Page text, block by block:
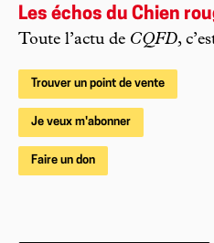
Les échos du Chien
Toute l’actu de CQFD,
Trouver un point de vente
Je veux m'abonner
Faire un don